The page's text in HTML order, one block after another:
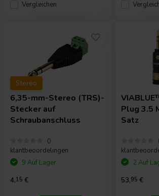
Vergleichen
Stereo
6,35-mm-Stereo (TRS)-
Stecker auf
Schraubanschluss
0
klantbeoordelingen
9 Auf Lager
4,15 €
Plug 3.5
Satz
2 Auf
53,95 €